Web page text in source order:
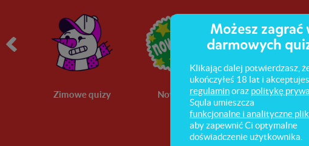
Zimowe quizy Nowości Wiadomości
Możesz zagrać
darmowych
Klikając dalej potwierdzasz,
ukończyłeś 18 lat i
regulaminoraz politykę
Squla umieszcza
funkcjonalne i analityczne
aby zapewnić Ci optymalne
doświadczenie użytkownika.